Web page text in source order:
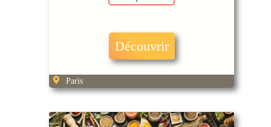
Découvrir
Paris